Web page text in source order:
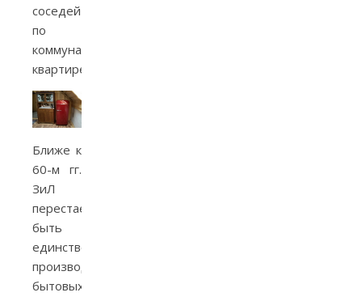
соседей
по
коммунальной
квартире.
Ближе к
60-м гг.
ЗиЛ
перестает
быть
единственным
производителем
бытовых